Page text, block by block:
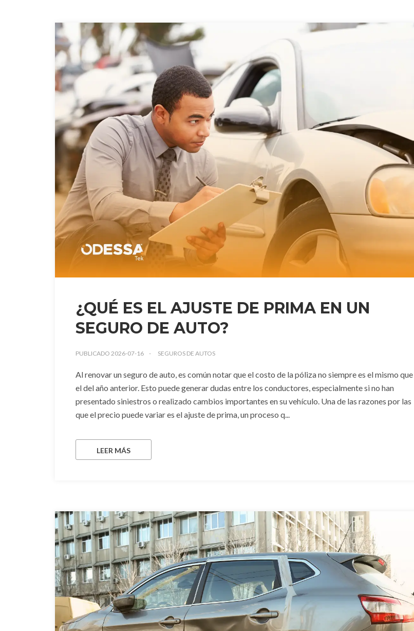
¿QUÉ ES EL AJUSTE DE PRIMA EN UN
SEGURO DE AUTO?
PUBLICADO 2026-07-16 SEGUROS DE AUTOS
Al renovar un seguro de auto, es común notar que el costo de la póliza no siempre es el mismo que
el del año anterior. Esto puede generar dudas entre los conductores, especialmente si no han
presentado siniestros o realizado cambios importantes en su vehículo. Una de las razones por las
que el precio puede variar es el ajuste de prima, un proceso q...
LEER MÁS